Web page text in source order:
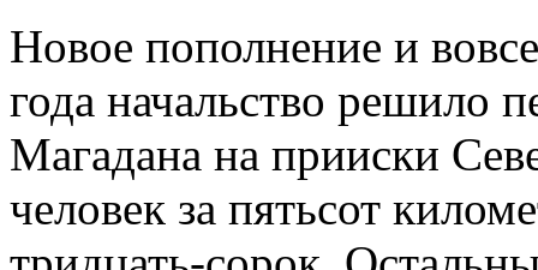
Новое пополнение и
года начальство решило
Магадана на прииски
человек за пятьсот